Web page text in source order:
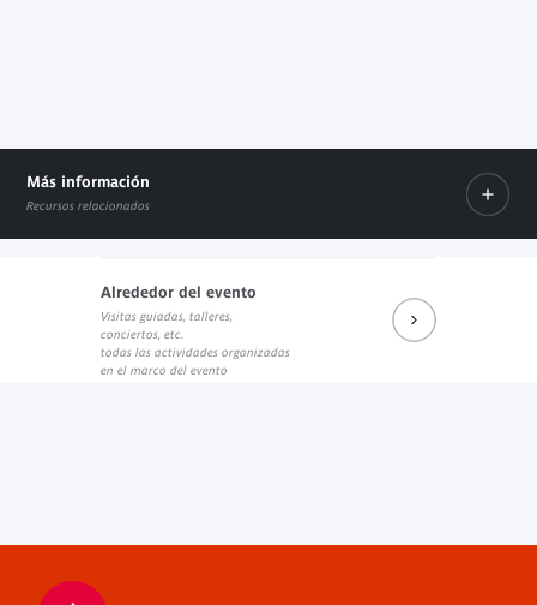
Más información
Recursos relacionados
PROGRAMME
Enlace externo
Alrededor del evento
Visitas guiadas, talleres,
conciertos, etc.
todas las actividades organizadas
en el marco del evento